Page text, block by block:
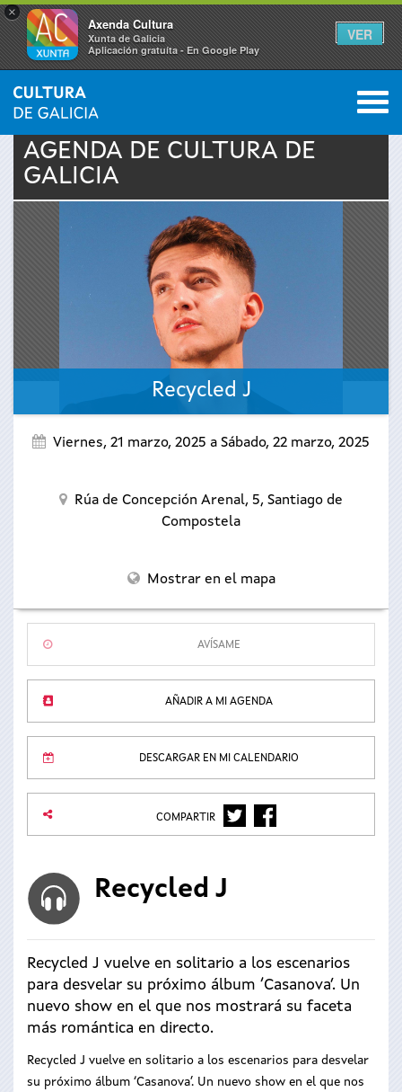
×
Axenda Cultura
Xunta de Galicia
Aplicación gratuíta - En Google Play
VER
Se
encuentra
INICIO › ACTUALIDAD 0
AGENDA DE CULTURA DE
GALICIA
Recycled J
Viernes, 21 marzo, 2025 a Sábado, 22 marzo, 2025
Rúa de Concepción Arenal, 5, Santiago de
Compostela
Mostrar en el mapa
AVÍSAME
AÑADIR A MI AGENDA
DESCARGAR EN MI CALENDARIO
COMPARTIR TWITTERFACEBOOK
Recycled J
Recycled J vuelve en solitario a los escenarios
para desvelar su próximo álbum ‘Casanova’. Un
nuevo show en el que nos mostrará su faceta
más romántica en directo.
Recycled J vuelve en solitario a los escenarios para desvelar
su próximo álbum ‘Casanova’. Un nuevo show en el que nos